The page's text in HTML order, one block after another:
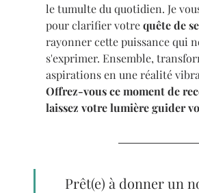
le tumulte du quotidien. Je
pour clarifier votre quête de
rayonner cette puissance qui
s'exprimer. Ensemble,
aspirations en une réalité
Offrez-vous ce moment de
laissez votre lumière guider
Prêt(e) à donner un